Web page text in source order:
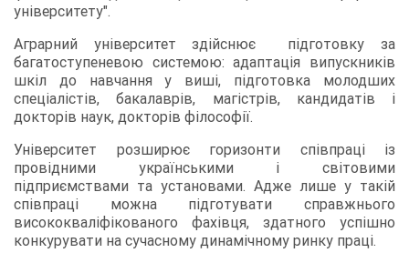
університету".
Аграрний університет здійснює підготовку за
багатоступеневою системою: адаптація випускників
шкіл до навчання у виші, підготовка молодших
спеціалістів, бакалаврів, магістрів, кандидатів і
докторів наук, докторів філософії.
Університет розширює горизонти співпраці із
провідними українськими і світовими
підприємствами та установами. Адже лише у такій
співпраці можна підготувати справжнього
висококваліфікованого фахівця, здатного успішно
конкурувати на сучасному динамічному ринку праці.